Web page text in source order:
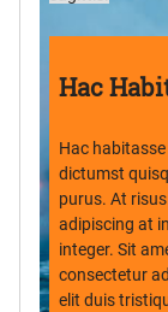
Hac
Hac
dictumst
purus. At
adipiscing at
integer. Sit
consectetur
elit duis